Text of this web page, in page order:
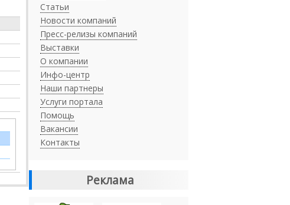
Статьи
Новости компаний
Пресс-релизы компаний
Выставки
О компании
Инфо-центр
Наши партнеры
Услуги портала
Помощь
Вакансии
Контакты
Реклама